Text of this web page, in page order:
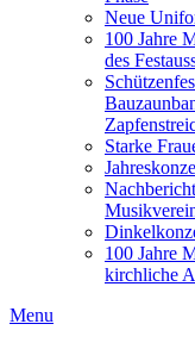
Neue
100 Jahre
des
Starke
100 Jahre
kirchliche
Menu